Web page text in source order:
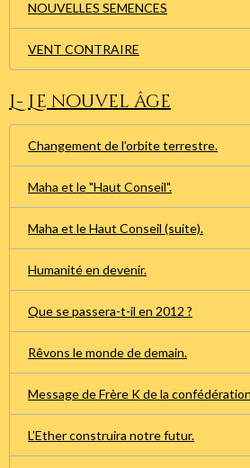
NOUVELLES SEMENCES
VENT CONTRAIRE
L- Le nouvel âge
Changement de l'orbite terrestre.
Maha et le "Haut Conseil".
Maha et le Haut Conseil (suite).
Humanité en devenir.
Que se passera-t-il en 2012 ?
Rêvons le monde de demain.
Message de Frère K de la
L'Ether construira notre futur.